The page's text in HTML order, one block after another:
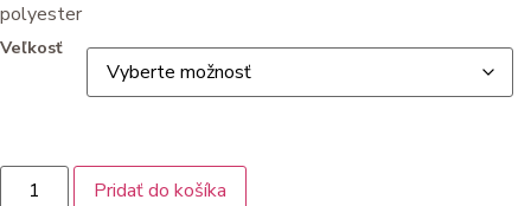
polyester
Veľkosť
Pridať do košíka